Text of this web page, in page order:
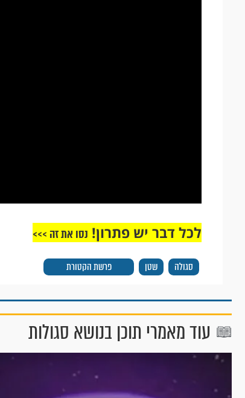
סגולה שטן פרשת הקטורת
לכל דבר יש פתרון! נסו את זה >>>
עוד מאמרי תוכן בנושא סגולות